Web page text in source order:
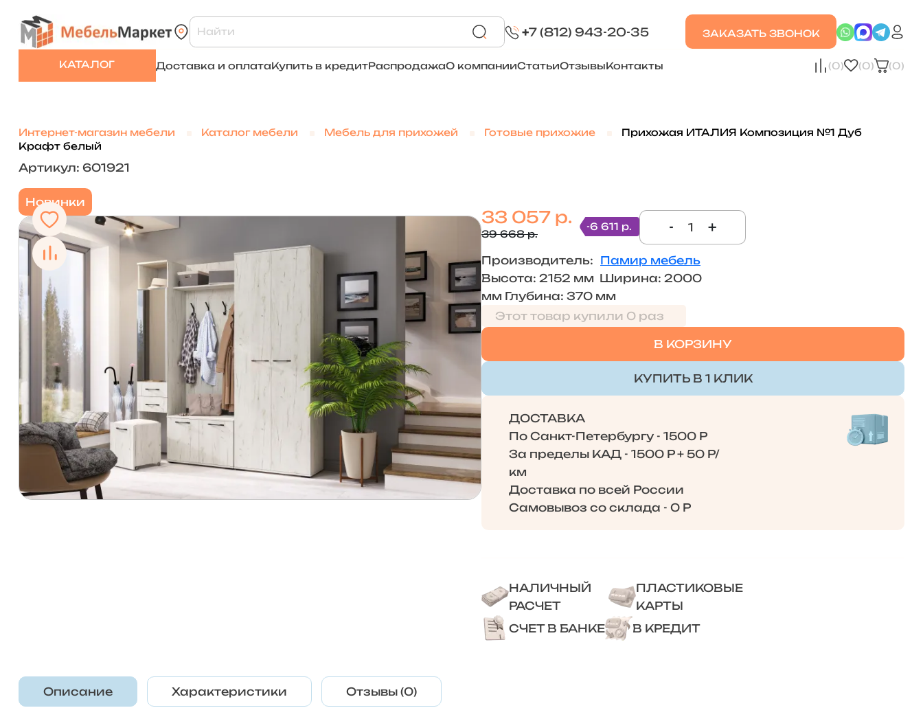
+7 (812) 943-20-35 ЗАКАЗАТЬ ЗВОНОК
КАТАЛОГ Доставка и оплатаКупить в кредитРаспродажаО компанииСтатьиОтзывыКонтакты (0) (0) (0)
Интернет-магазин мебели Каталог мебели Мебель для прихожей Готовые прихожие
Прихожая ИТАЛИЯ Композиция №1 Дуб
Крафт белый
Артикул: 601921
Новинки
33 057 р.
39 668 р.
-6 611 р. - +
Производитель: Памир мебель
Высота: 2152 мм Ширина: 2000
мм Глубина: 370 мм
Этот товар купили 0 раз
В КОРЗИНУ
КУПИТЬ В 1 КЛИК
ДОСТАВКА
По Санкт-Петербургу - 1500 Р
За пределы КАД - 1500 Р + 50 Р/
км
Доставка по всей России
Самовывоз со склада - 0 Р
НАЛИЧНЫЙ
РАСЧЕТ
ПЛАСТИКОВЫЕ
КАРТЫ
СЧЕТ В БАНКЕ
В КРЕДИТ
Описание Характеристики Отзывы (0)